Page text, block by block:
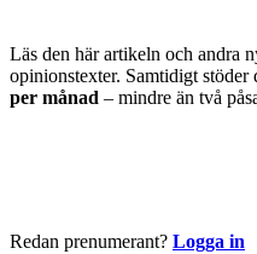
Läs den här artikeln och andra
opinionstexter. Samtidigt
per månad – mindre än två
Redan prenumerant? Logga in